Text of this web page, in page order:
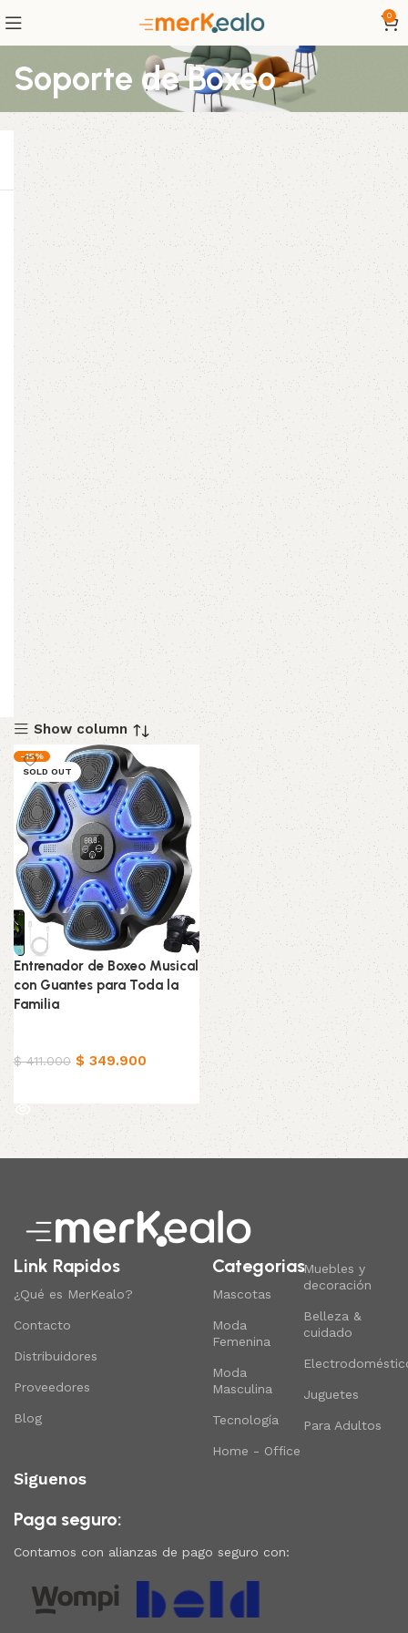
0
Soporte de Boxeo
Show column
-15%
SOLD OUT
Entrenador de Boxeo Musical
con Guantes para Toda la
Familia
$411.000 $ 349.900
Link Rapidos
¿Qué es MerKealo?
Contacto
Distribuidores
Proveedores
Blog
Categorias
Mascotas
Moda
Femenina
Moda
Masculina
Tecnología
Home - Office
Muebles y
decoración
Belleza &
cuidado
Juguetes
Para Adultos
Siguenos
Paga seguro:
Contamos con alianzas de pago seguro con: